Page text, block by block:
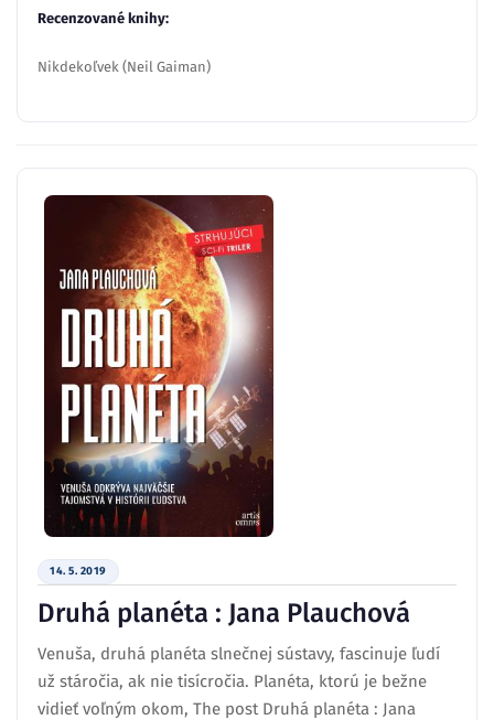
Recenzované knihy:
Nikdekoľvek (Neil Gaiman)
14. 5. 2019
Druhá planéta : Jana Plauchová
Venuša, druhá planéta slnečnej sústavy, fascinuje ľudí
už stáročia, ak nie tisícročia. Planéta, ktorú je bežne
vidieť voľným okom, The post Druhá planéta : Jana